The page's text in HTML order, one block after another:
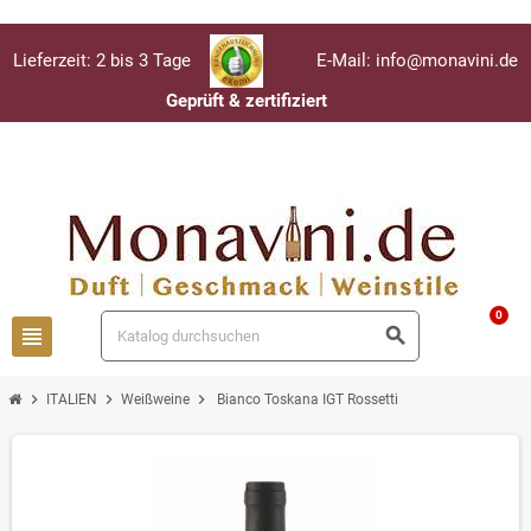
Lieferzeit: 2 bis 3 Tage
E-Mail: info@monavini.de
Geprüft & zertifiziert
view_headline search
personAnmelden 0
chevron_right ITALIEN chevron_right Weißweine chevron_right Bianco Toskana IGT Rossetti